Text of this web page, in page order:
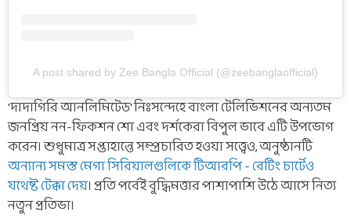
A post shared by Zee Bangla Official (@zeebanglaofficial)
'দাদাগিরি আনলিমিটেড' নিঃসন্দেহে বাংলা টেলিভিশনের অন্যতম
জনপ্রিয় নন-ফিকশন শো এবং দর্শকেরা বিপুল ভাবে এটি উপভোগ
করেন। শুধুমাত্র সপ্তাহান্তে সম্প্রচারিত হওয়া সত্ত্বেও, অনুষ্ঠানটি
অন্যান্য সমস্ত মেগা সিরিয়ালগুলিকে টিআরপি - রেটিং চার্টেও
যথেষ্ট টেক্কা দেয়। প্রতি পর্বেই বুদ্ধিমত্তার পাশাপাশি উঠে আসে নিত্য
নতুন প্রতিভা।